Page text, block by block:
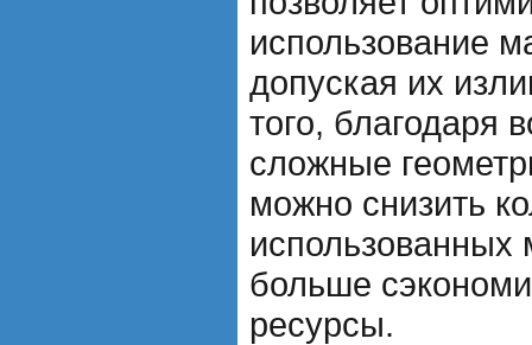
использование
допуская их
того, благодаря
сложные
можно снизить
использованных
больше
ресурсы.